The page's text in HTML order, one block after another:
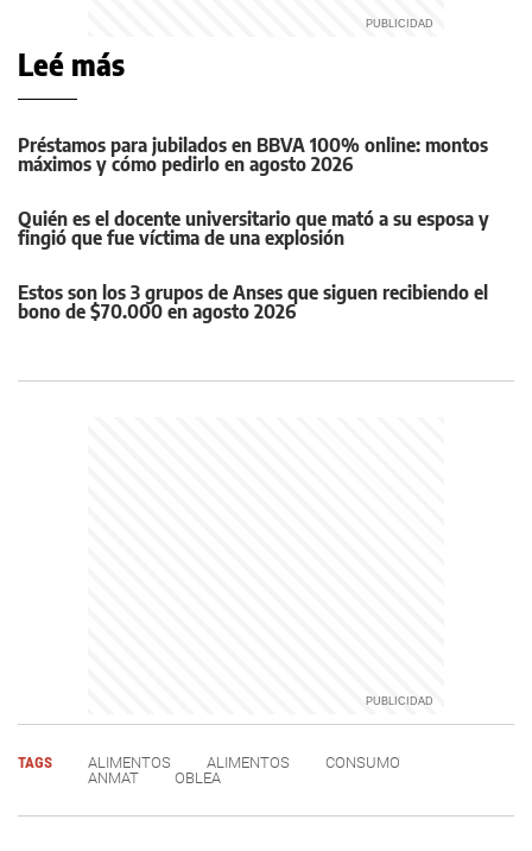
Leé más
Préstamos para jubilados en BBVA 100% online: montos
máximos y cómo pedirlo en agosto 2026
Quién es el docente universitario que mató a su esposa y
fingió que fue víctima de una explosión
Estos son los 3 grupos de Anses que siguen recibiendo el
bono de $70.000 en agosto 2026
TAGS ALIMENTOS ALIMENTOS
CONSUMO
ANMAT
OBLEA